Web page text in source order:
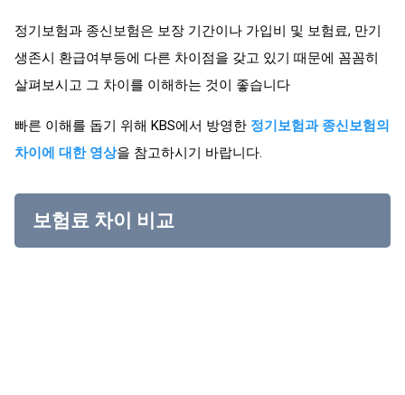
정기보험과 종신보험은 보장 기간이나 가입비 및 보험료, 만기
생존시 환급여부등에 다른 차이점을 갖고 있기 때문에 꼼꼼히
살펴보시고 그 차이를 이해하는 것이 좋습니다
빠른 이해를 돕기 위해 KBS에서 방영한 정기보험과 종신보험의
차이에 대한 영상을 참고하시기 바랍니다.
보험료 차이 비교